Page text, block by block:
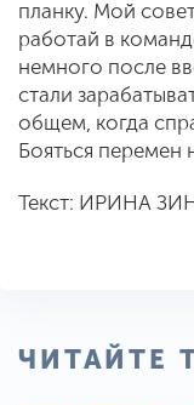
планку. Мой
работай в
немного после
стали
общем, когда
Бояться перемен
Текст: ИРИНА
ЧИТАЙТЕ